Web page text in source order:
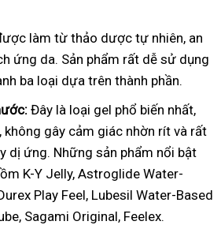
làm từ thảo dược tự nhiên, an
ứng da. Sản phẩm rất dễ sử dụng
ba loại dựa trên thành phần.
Đây là loại gel phổ biến nhất,
không gây cảm giác nhờn rít và rất
dị ứng. Những sản phẩm nổi bật
K-Y Jelly, Astroglide Water-
Play Feel, Lubesil Water-Based
Sagami Original, Feelex.